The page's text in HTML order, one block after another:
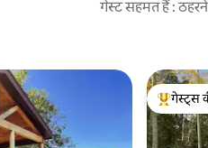
गेस्ट सहमत हैं :
गेस्ट्स का
गेस्ट्स